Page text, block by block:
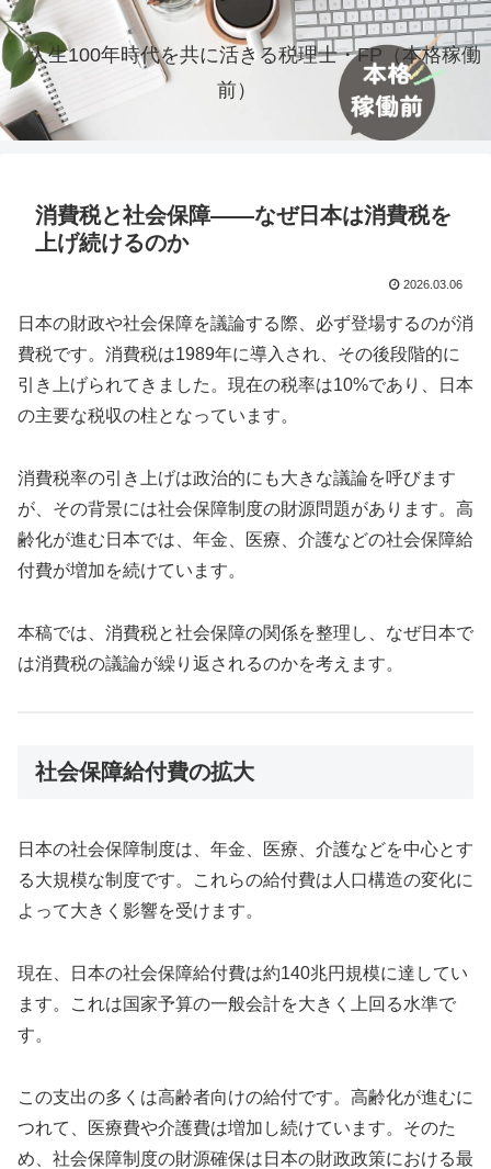
人生100年時代を共に活きる税理士・FP（本格稼働
前）
消費税と社会保障――なぜ日本は消費税を
上げ続けるのか
2026.03.06
日本の財政や社会保障を議論する際、必ず登場するのが消
費税です。消費税は1989年に導入され、その後段階的に
引き上げられてきました。現在の税率は10%であり、日本
の主要な税収の柱となっています。
消費税率の引き上げは政治的にも大きな議論を呼びます
が、その背景には社会保障制度の財源問題があります。高
齢化が進む日本では、年金、医療、介護などの社会保障給
付費が増加を続けています。
本稿では、消費税と社会保障の関係を整理し、なぜ日本で
は消費税の議論が繰り返されるのかを考えます。
社会保障給付費の拡大
日本の社会保障制度は、年金、医療、介護などを中心とす
る大規模な制度です。これらの給付費は人口構造の変化に
よって大きく影響を受けます。
現在、日本の社会保障給付費は約140兆円規模に達してい
ます。これは国家予算の一般会計を大きく上回る水準で
す。
この支出の多くは高齢者向けの給付です。高齢化が進むに
つれて、医療費や介護費は増加し続けています。そのた
め、社会保障制度の財源確保は日本の財政政策における最